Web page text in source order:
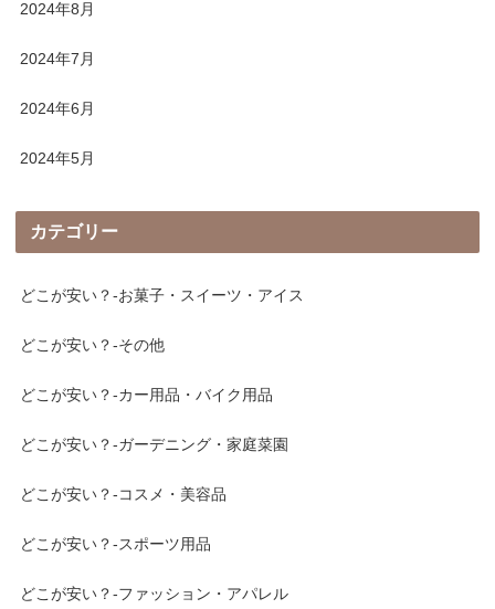
2024年8月
2024年7月
2024年6月
2024年5月
カテゴリー
どこが安い？-お菓子・スイーツ・アイス
どこが安い？-その他
どこが安い？-カー用品・バイク用品
どこが安い？-ガーデニング・家庭菜園
どこが安い？-コスメ・美容品
どこが安い？-スポーツ用品
どこが安い？-ファッション・アパレル